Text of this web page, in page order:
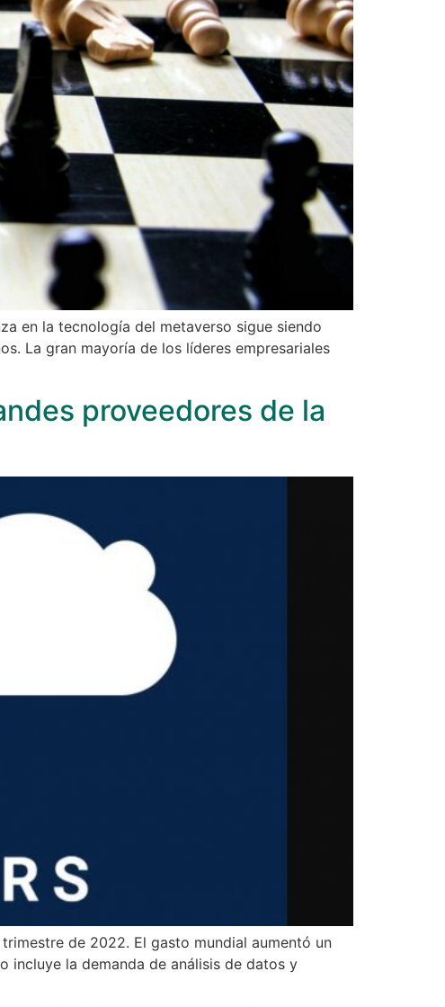
en la tecnología del metaverso sigue siendo
La gran mayoría de los líderes empresariales
proveedores de la
de 2022. El gasto mundial aumentó un
incluye la demanda de análisis de datos y